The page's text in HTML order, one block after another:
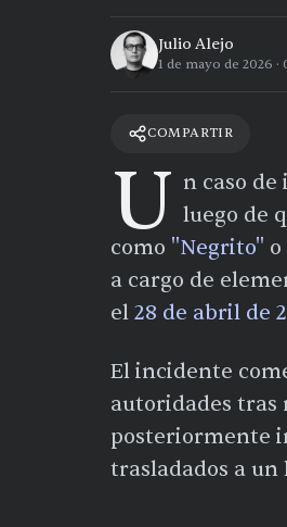
Julio Alejo
1 de mayo de 2026 ·
COMPARTIR
U n caso
luego de
como "Negrito" o
a cargo de
el 28 de abril de
El incidente
autoridades tras
posteriormente
trasladados a